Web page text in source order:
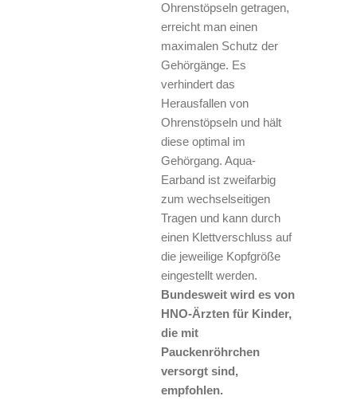
Ohrenstöpseln getragen,
erreicht man einen
maximalen Schutz der
Gehörgänge. Es
verhindert das
Herausfallen von
Ohrenstöpseln und hält
diese optimal im
Gehörgang. Aqua-
Earband ist zweifarbig
zum wechselseitigen
Tragen und kann durch
einen Klettverschluss auf
die jeweilige Kopfgröße
eingestellt werden.
Bundesweit wird es von
HNO-Ärzten für Kinder,
die mit
Pauckenröhrchen
versorgt sind,
empfohlen.